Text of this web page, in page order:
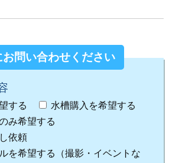
お問い合わせください
する
水槽購入を希望する
み希望する
依頼
を希望する（撮影・イベントな